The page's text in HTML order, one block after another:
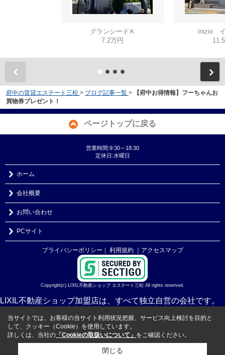
グランシードＫ
7.2万円
inizio
府中の賃貸エステート三松 > ブログ記事一覧 >
【府中お得情報】フーちゃんお
買物券プレゼント！
ページトップに戻る
営業時間:9:30～18:30
定休日:水曜日
ホーム
会社概要
お問い合わせ
PCサイト
プライバシーポリシー 利用規約 ｜アクセスマップ
Copyright(c) LIXIL不動産ショップ エステート三松 All rights reserved.
LIXIL不動産ショップ加盟店は、すべて独立自営の会社です。
当サイトでは、お客様の当サイト利用状況把握、サービス向上検討を目的と
して、クッキー（Cookie）を使用しています。
詳しくは、当社の 「Cookieの取扱いについて」 をご確認ください。
閉じる